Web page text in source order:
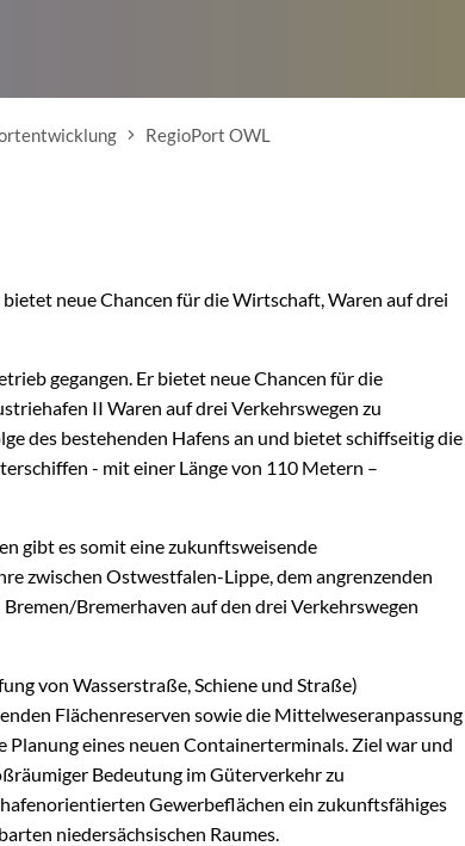
RegioPort OWL
neue Chancen für die Wirtschaft, Waren auf drei
gegangen. Er bietet neue Chancen für die
II Waren auf drei Verkehrswegen zu
des bestehenden Hafens an und bietet schiffseitig die
- mit einer Länge von 110 Metern –
gibt es somit eine zukunftsweisende
zwischen Ostwestfalen-Lippe, dem angrenzenden
Bremerhaven auf den drei Verkehrswegen
von Wasserstraße, Schiene und Straße)
Flächenreserven sowie die Mittelweseranpassung
eines neuen Containerterminals. Ziel war und
Bedeutung im Güterverkehr zu
Gewerbeflächen ein zukunftsfähiges
niedersächsischen Raumes.